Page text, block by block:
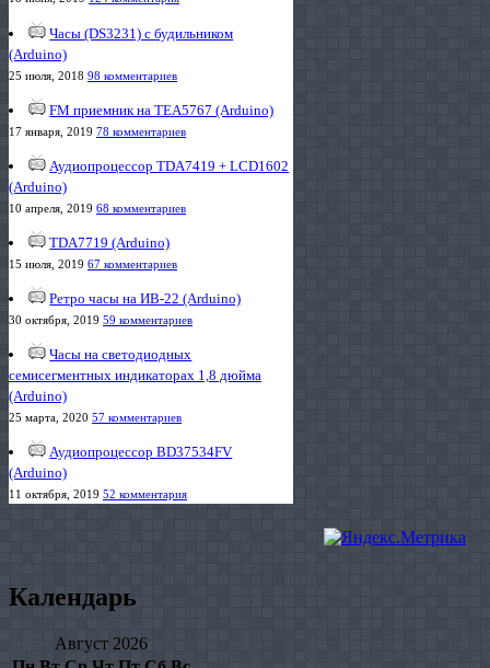
Часы (DS3231) с будильником
(Arduino)
25 июля, 2018 98 комментариев
FM приемник на TEA5767 (Arduino)
17 января, 2019 78 комментариев
Аудиопроцессор TDA7419 + LCD1602
(Arduino)
10 апреля, 2019 68 комментариев
TDA7719 (Arduino)
15 июля, 2019 67 комментариев
Ретро часы на ИВ-22 (Arduino)
30 октября, 2019 59 комментариев
Часы на светодиодных
семисегментных индикаторах 1,8 дюйма
(Arduino)
25 марта, 2020 57 комментариев
Аудиопроцессор BD37534FV
(Arduino)
11 октября, 2019 52 комментария
Календарь
Август 2026